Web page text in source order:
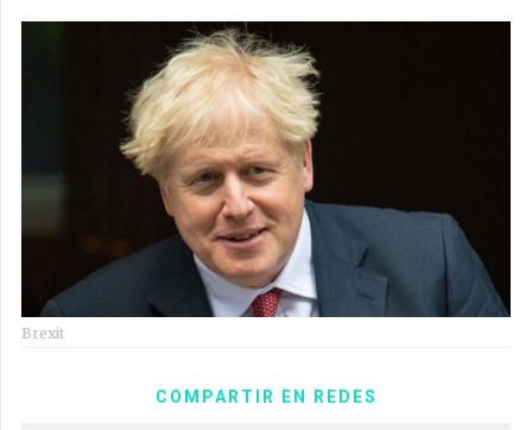
Brexit
COMPARTIR EN REDES